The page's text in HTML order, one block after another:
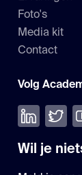
Foto's
Media kit
Contact
Volg
Volg ons op
Volg
Wil je